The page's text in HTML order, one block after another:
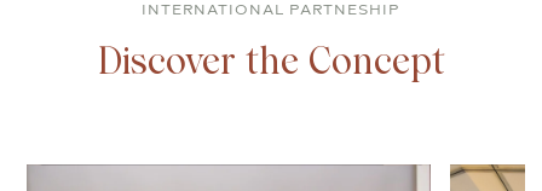
INTERNATIONAL PARTNESHIP
Discover the Concept